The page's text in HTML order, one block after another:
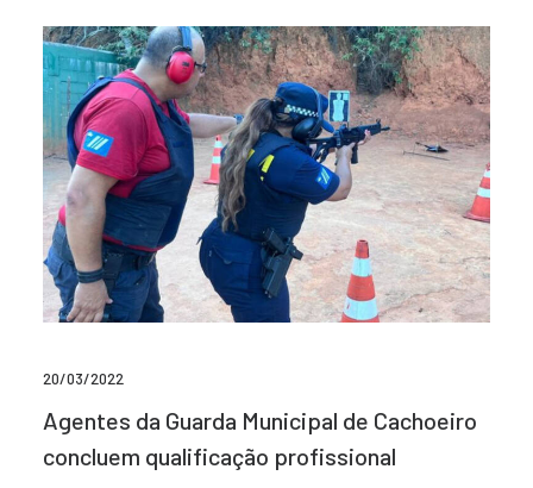
20/03/2022
Agentes da Guarda Municipal de Cachoeiro
concluem qualificação profissional